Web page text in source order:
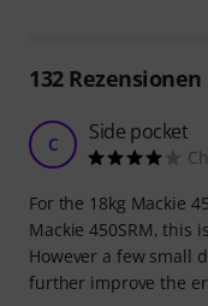
132Rezensionen
C Side pocket
For the 18kg Mackie
Mackie 450SRM, this
However a few small
further improve the